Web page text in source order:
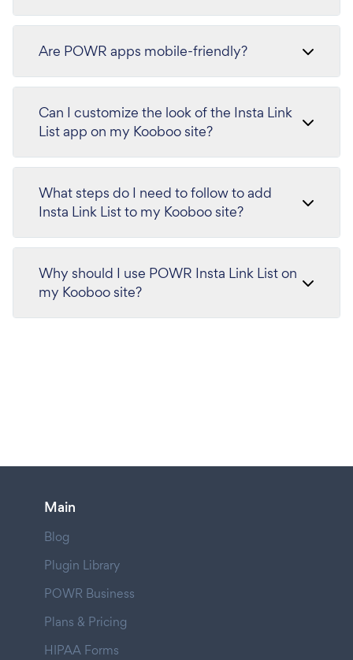
Are POWR apps mobile-friendly?
Can I customize the look of the Insta Link
List app on my Kooboo site?
What steps do I need to follow to add
Insta Link List to my Kooboo site?
Why should I use POWR Insta Link List on
my Kooboo site?
Main
Blog
Plugin Library
POWR Business
Plans & Pricing
HIPAA Forms